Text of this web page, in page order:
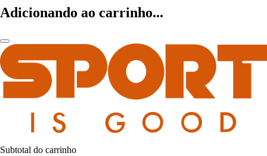
Adicionando ao carrinho...
Subtotal do carrinho